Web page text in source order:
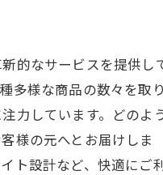
的なサービスを提供し
多様な商品の数々を取り
力しています。どのよ
様の元へとお届けしま
ト設計など、快適にご